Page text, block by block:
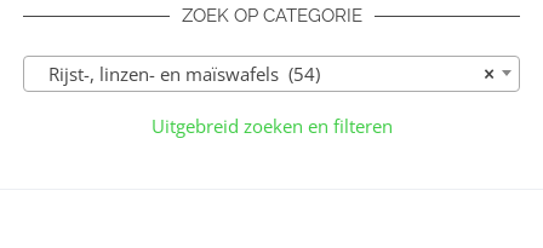
ZOEK OP CATEGORIE
×
Rijst-, linzen- en maïswafels (54)
Uitgebreid zoeken en filteren